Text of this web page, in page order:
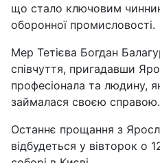
що стало ключовим
оборонної промисловості.
Мер Тетієва Богдан
співчуття, пригадавши
професіонала та людину,
займалася своєю справою.
Останнє прощання з
відбудеться у вівторок о